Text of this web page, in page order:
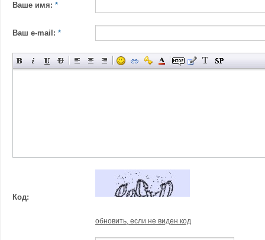
Ваше имя: *
Ваш e-mail: *
Код:
обновить, если не виден код